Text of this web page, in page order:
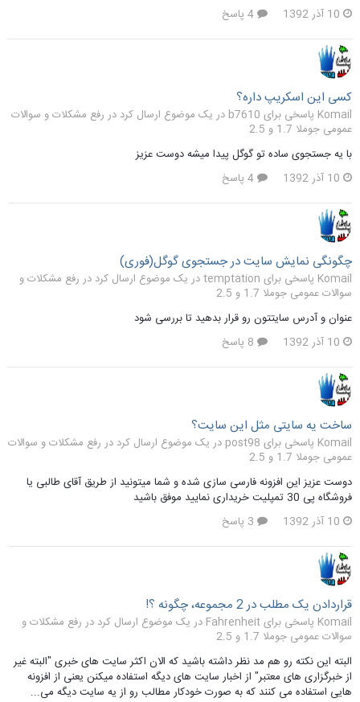
10 آذر 1392
کسی این اسکریپ داره؟
Komail پاسخی برای b7610 در یک موضوع ارسال کرد در
رفع مشکلات و سوالات
عمومی جوملا 1.7 و 2.5
با یه جستجوی ساده تو گوگل پیدا میشه دوست عزیز
10 آذر 1392
چگونگی نمایش سایت در جستجوی گوگل(فوری)
Komail پاسخی برای temptation در یک موضوع ارسال کرد در
رفع مشکلات و
سوالات عمومی جوملا 1.7 و 2.5
عنوان و آدرس سایتتون رو قرار بدهید تا بررسی شود
10 آذر 1392
ساخت یه سایتی مثل این سایت؟
Komail پاسخی برای post98 در یک موضوع ارسال کرد در
رفع مشکلات و سوالات
عمومی جوملا 1.7 و 2.5
دوست عزیز این افزونه فارسی سازی شده و شما میتونید از طریق آقای طالبی یا
فروشگاه پی 30 تمپلیت خریداری نمایید موفق باشید
10 آذر 1392
قراردادن یک مطلب در 2 مجموعه، چگونه ؟!
Komail پاسخی برای Fahrenheit در یک موضوع ارسال کرد در
رفع مشکلات و
سوالات عمومی جوملا 1.7 و 2.5
البته این نکته رو هم مد نظر داشته باشید که الان اکثر سایت های خبری "البته غیر
از خبرگزاری های معتبر" از اخبار سایت های دیگه استفاده میکنن یعنی از افزونه
هایی استفاده می کنند که به صورت خودکار مطالب رو از یه سایت دیگه می...